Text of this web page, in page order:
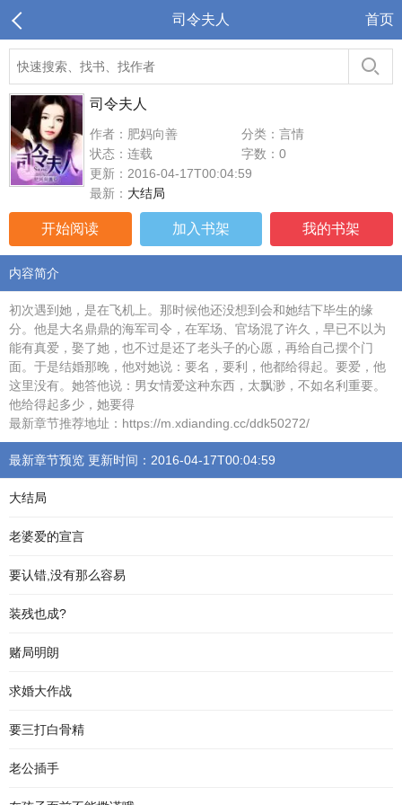
司令夫人 首页
司令夫人
作者：肥妈向善
分类：言情
状态：连载
字数：0
更新：2016-04-17T00:04:59
最新： 大结局
开始阅读 加入书架 我的书架
内容简介
初次遇到她，是在飞机上。那时候他还没想到会和她结下毕生的缘
分。他是大名鼎鼎的海军司令，在军场、官场混了许久，早已不以为
能有真爱，娶了她，也不过是还了老头子的心愿，再给自己摆个门
面。于是结婚那晚，他对她说：要名，要利，他都给得起。要爱，他
这里没有。她答他说：男女情爱这种东西，太飘渺，不如名利重要。
他给得起多少，她要得
最新章节推荐地址：https://m.xdianding.cc/ddk50272/
最新章节预览 更新时间：2016-04-17T00:04:59
大结局
老婆爱的宣言
要认错,没有那么容易
装残也成?
赌局明朗
求婚大作战
要三打白骨精
老公插手